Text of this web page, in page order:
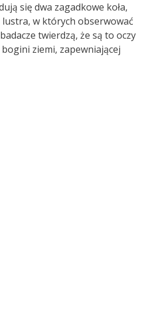
się dwa zagadkowe koła,
w których obserwować
twierdzą, że są to oczy
ziemi, zapewniającej